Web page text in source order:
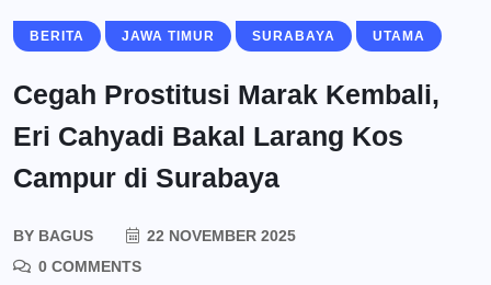
BERITA JAWA TIMUR SURABAYA UTAMA
Cegah Prostitusi Marak Kembali,
Eri Cahyadi Bakal Larang Kos
Campur di Surabaya
BY BAGUS
22 NOVEMBER 2025
0 COMMENTS